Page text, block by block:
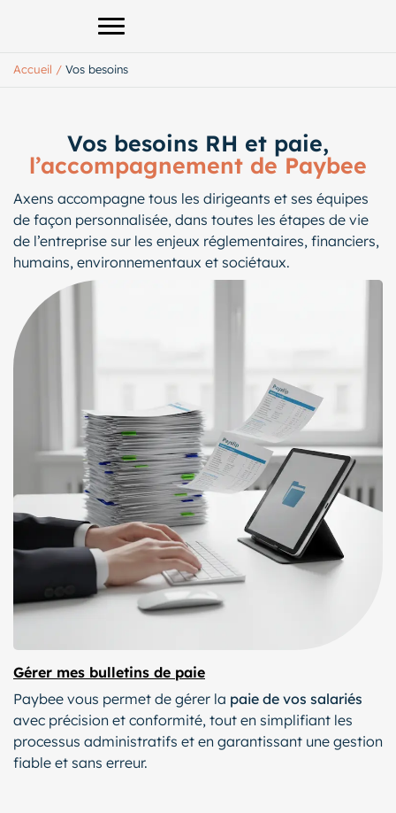
Afficher le menu principal
Accueil / Vos besoins
Vos besoins RH et paie,
l’accompagnement de Paybee
Axens accompagne tous les dirigeants et ses équipes
de façon personnalisée, dans toutes les étapes de vie
de l’entreprise sur les enjeux réglementaires, financiers,
humains, environnementaux et sociétaux.
Gérer mes bulletins de paie
Paybee vous permet de gérer la paie de vos salariés
avec précision et conformité, tout en simplifiant les
processus administratifs et en garantissant une gestion
fiable et sans erreur.